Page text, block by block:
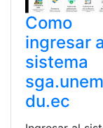
Como
ingresar
sistema
du.ec